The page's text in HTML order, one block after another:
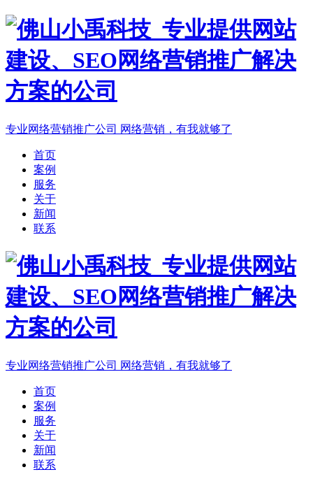
专业网络营销推广公司 网络营销，有我就够了
首页
案例
服务
关于
新闻
联系
专业网络营销推广公司 网络营销，有我就够了
首页
案例
服务
关于
新闻
联系